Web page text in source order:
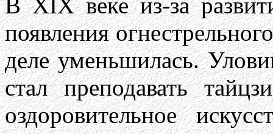
В XIX веке из-за
появления
деле уменьшилась.
стал преподавать
оздоровительное